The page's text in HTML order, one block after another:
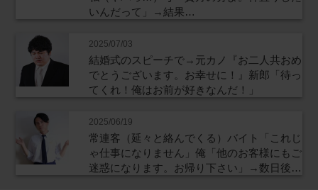
いんだって」→結果…
2025/07/03
結婚式のスピーチで→元カノ『お二人共おめ
でとうございます。お幸せに！』新郎「待っ
てくれ！俺はお前が好きなんだ！」
2025/06/19
常連客（延々と絡んでくる）バイト「これじ
ゃ仕事になりません」俺「他のお客様にもご
迷惑になります。お帰り下さい」→数日後…